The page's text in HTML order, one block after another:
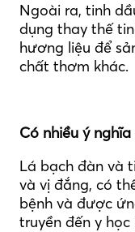
Ngoài ra, tinh
dụng thay thế
hương liệu để
chất thơm khác.
Có nhiều ý
Lá bạch đàn và
và vị đắng, có
bệnh và được
truyền đến y học